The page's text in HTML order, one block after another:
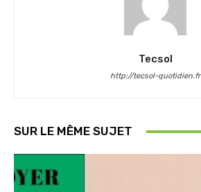
Tecsol
http://tecsol-quotidien.fr
SUR LE MÊME SUJET